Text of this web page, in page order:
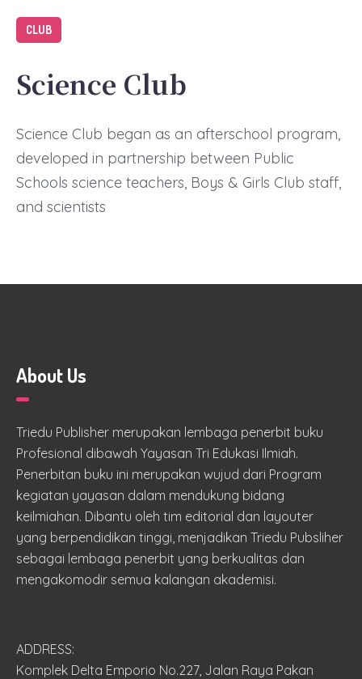
CLUB
Science Club
Science Club began as an afterschool program,
developed in partnership between Public
Schools science teachers, Boys & Girls Club staff,
and scientists
About Us
Triedu Publisher merupakan lembaga penerbit buku
Profesional dibawah Yayasan Tri Edukasi Ilmiah.
Penerbitan buku ini merupakan wujud dari Program
kegiatan yayasan dalam mendukung bidang
keilmiahan. Dibantu oleh tim editorial dan layouter
yang berpendidikan tinggi, menjadikan Triedu Pubsliher
sebagai lembaga penerbit yang berkualitas dan
mengakomodir semua kalangan akademisi.
ADDRESS:
Komplek Delta Emporio No.227, Jalan Raya Pakan